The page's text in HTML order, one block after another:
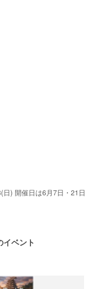
) 開催日は6月7日・21
イベント